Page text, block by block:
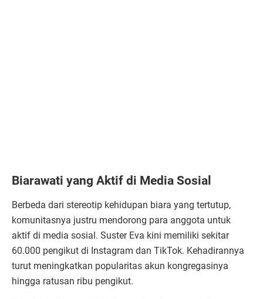
Biarawati yang Aktif di Media Sosial
Berbeda dari stereotip kehidupan biara yang tertutup,
komunitasnya justru mendorong para anggota untuk
aktif di media sosial. Suster Eva kini memiliki sekitar
60.000 pengikut di Instagram dan TikTok. Kehadirannya
turut meningkatkan popularitas akun kongregasinya
hingga ratusan ribu pengikut.